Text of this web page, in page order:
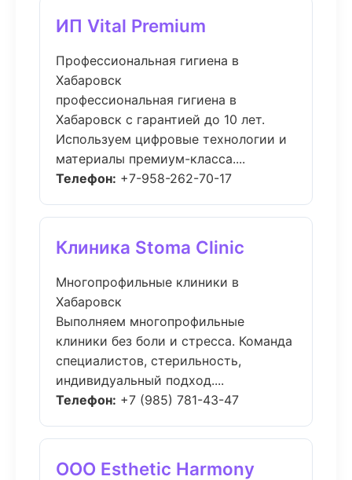
ИП Vital Premium
Профессиональная гигиена в
Хабаровск
профессиональная гигиена в
Хабаровск с гарантией до 10 лет.
Используем цифровые технологии и
материалы премиум-класса....
Телефон: +7-958-262-70-17
Клиника Stoma Clinic
Многопрофильные клиники в
Хабаровск
Выполняем многопрофильные
клиники без боли и стресса. Команда
специалистов, стерильность,
индивидуальный подход....
Телефон: +7 (985) 781-43-47
ООО Esthetic Harmony